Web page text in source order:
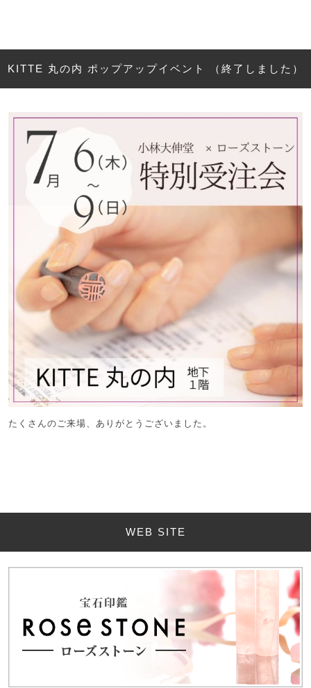
KITTE 丸の内 ポップアップイベント （終了しました）
たくさんのご来場、ありがとうございました。
WEB SITE